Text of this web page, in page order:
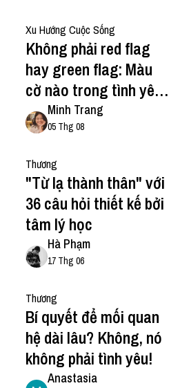
Xu Hướng Cuộc Sống
Không phải red flag
hay green flag: Màu
cờ nào trong tình yêu
mới nguy hiểm và
đáng yêu nhất?
Minh Trang
05 Thg 08
Thương
"Từ lạ thành thân" với
36 câu hỏi thiết kế bởi
tâm lý học
Hà Phạm
17 Thg 06
Thương
Bí quyết để mối quan
hệ dài lâu? Không, nó
không phải tình yêu!
Anastasia